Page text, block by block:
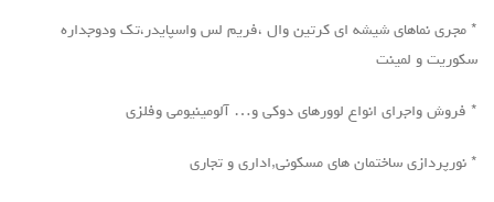
* مجری نماهای شیشه ای کرتین وال ،فریم لس واسپایدر،تک ودوجداره
سکوریت و لمینت
* فروش واجرای انواع لوورهای دوکی و… آلومینیومی وفلزی
* نورپردازی ساختمان های مسکونی,اداری و تجاری